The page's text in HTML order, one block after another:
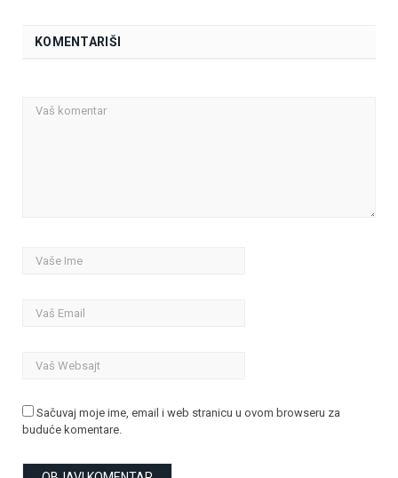
KOMENTARIŠI
Sačuvaj moje ime, email i web stranicu u ovom browseru za
buduće komentare.